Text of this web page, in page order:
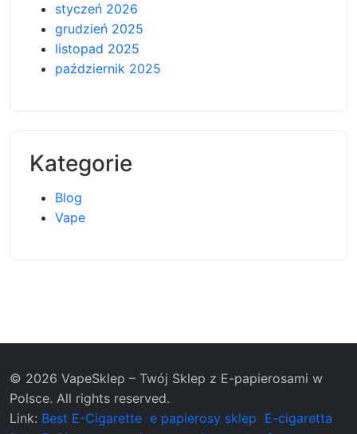
styczeń 2026
grudzień 2025
listopad 2025
październik 2025
Kategorie
Blog
Vape
© 2026 VapeSklep – Twój Sklep z E-papierosami w
Polsce. All rights reserved.
Link: Best E-Cigarette e papierosy sklep E-cigaretta